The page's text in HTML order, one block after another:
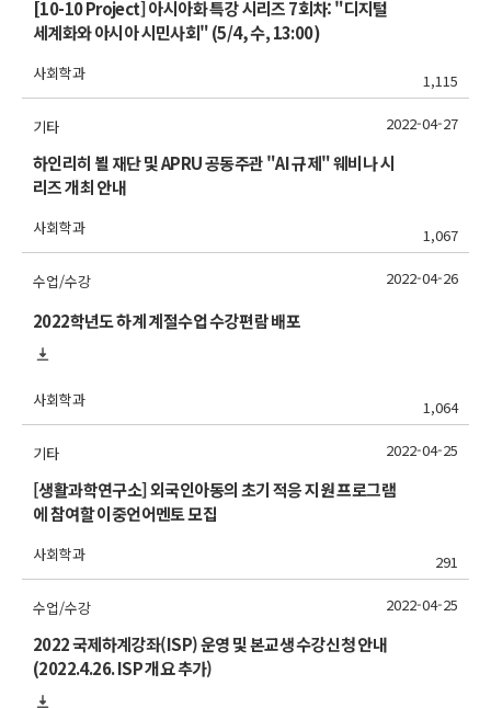
[10-10 Project] 아시아화 특강 시리즈 7회차: "디지털
세계화와 아시아 시민사회" (5/4, 수, 13:00)
사회학과 1,115
기타
하인리히 뵐 재단 및 APRU 공동주관 "AI 규제" 웨비나 시
리즈 개최 안내
사회학과 1,067
2022-04-27
수업/수강
2022학년도 하계 계절수업 수강편람 배포
사회학과 1,064
2022-04-26
기타
[생활과학연구소] 외국인아동의 초기 적응 지원 프로그램
에 참여할 이중언어멘토 모집
사회학과 291
2022-04-25
수업/수강
2022 국제하계강좌(ISP) 운영 및 본교생 수강신청 안내
(2022.4.26. ISP 개요 추가)
2022-04-25